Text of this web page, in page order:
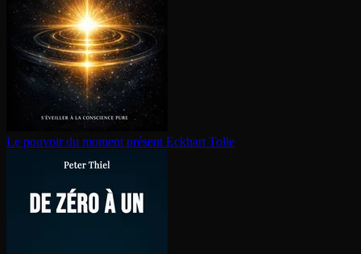
Le pouvoir du moment présent Eckhart Tolle